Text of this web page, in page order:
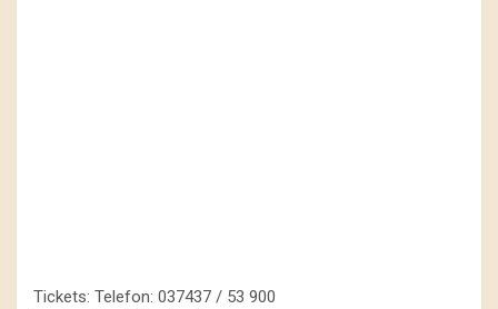
Tickets: Telefon: 037437 / 53 900